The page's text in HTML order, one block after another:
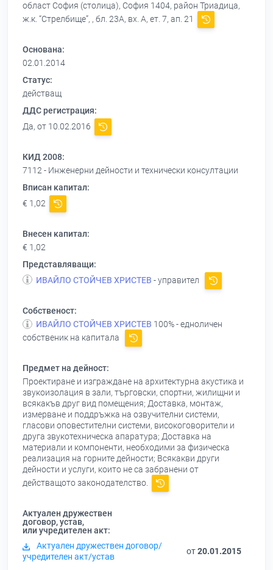
област София (столица), София 1404, район Триадица,
ж.к. “Стрелбище”, , бл. 23А, вх. А, ет. 7, ап. 21
Основана:
02.01.2014
Статус:
действащ
ДДС регистрация:
Да, от 10.02.2016
КИД 2008:
7112 - Инженерни дейности и технически консултации
Вписан капитал:
€ 1,02
Внесен капитал:
€ 1,02
Представляващи:
ИВАЙЛО СТОЙЧЕВ ХРИСТЕВ - управител
Собственост:
ИВАЙЛО СТОЙЧЕВ ХРИСТЕВ 100% - едноличен
собственик на капитала
Предмет на дейност:
Проектиране и изграждане на архитектурна акустика и
звукоизолация в зали, търговски, спортни, жилищни и
всякакъв друг вид помещения; Доставка, монтаж,
измерване и поддръжка на озвучителни системи,
гласови оповестителни системи, високоговорители и
друга звукотехническа апаратура; Доставка на
материали и компоненти, необходими за физическа
реализация на горните дейности; Всякакви други
дейности и услуги, които не са забранени от
действащото законодателство.
Актуален дружествен
договор, устав,
или учредителен акт:
Актуален дружествен договор/
учредителен акт/устав
от20.01.2015